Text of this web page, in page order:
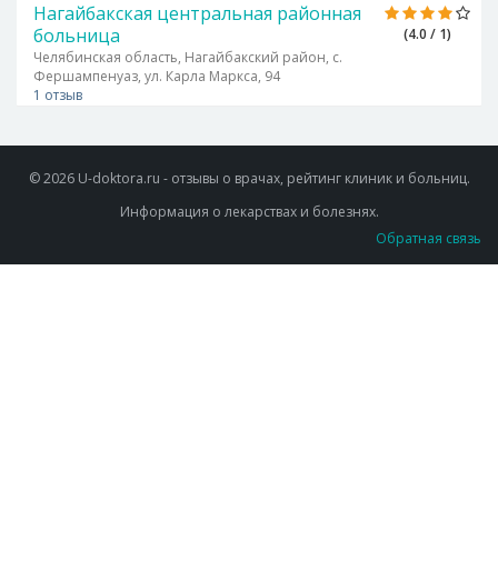
(4.0 / 1)
Нагайбакская центральная районная
больница
Челябинская область, Нагайбакский район, с.
Фершампенуаз, ул. Карла Маркса, 94
1 отзыв
© 2026 U-doktora.ru - отзывы о врачах, рейтинг клиник и больниц.
Информация о лекарствах и болезнях.
Обратная связь